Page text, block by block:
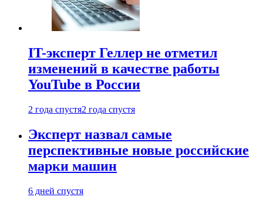
IT-эксперт Геллер не отметил
изменений в качестве работы
YouTube в России
2 года спустя2 года спустя
Эксперт назвал самые
перспективные новые российские
марки машин
6 дней спустя